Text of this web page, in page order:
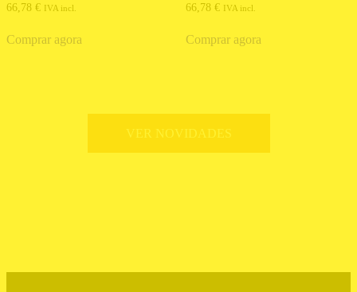
66,78 € IVA incl.
Comprar agora
66,78 € IVA incl.
Comprar agora
VER NOVIDADES